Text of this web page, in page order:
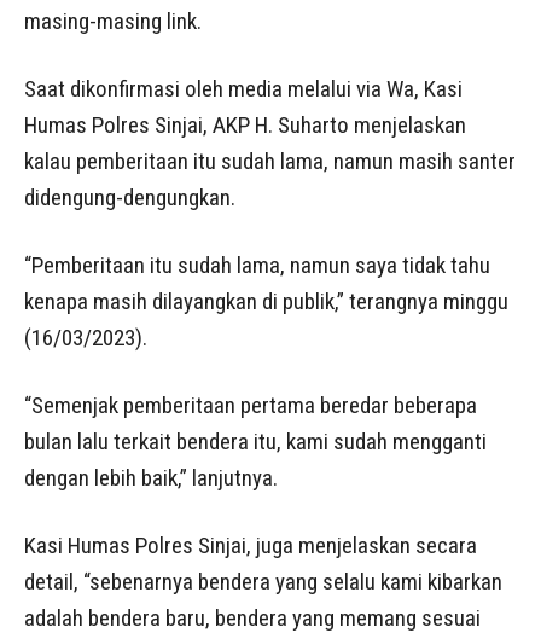
masing-masing link.
Saat dikonfirmasi oleh media melalui via Wa, Kasi
Humas Polres Sinjai, AKP H. Suharto menjelaskan
kalau pemberitaan itu sudah lama, namun masih santer
didengung-dengungkan.
“Pemberitaan itu sudah lama, namun saya tidak tahu
kenapa masih dilayangkan di publik,” terangnya minggu
(16/03/2023).
“Semenjak pemberitaan pertama beredar beberapa
bulan lalu terkait bendera itu, kami sudah mengganti
dengan lebih baik,” lanjutnya.
Kasi Humas Polres Sinjai, juga menjelaskan secara
detail, “sebenarnya bendera yang selalu kami kibarkan
adalah bendera baru, bendera yang memang sesuai